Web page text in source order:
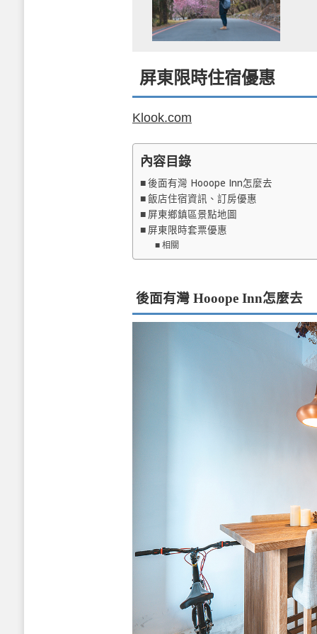
屏東限時住宿優惠
Klook.com
內容目錄
後面有灣 Hooope Inn怎麼去
飯店住宿資訊、訂房優惠
屏東鄉鎮區景點地圖
屏東限時套票優惠
相關
後面有灣 Hooope Inn怎麼去